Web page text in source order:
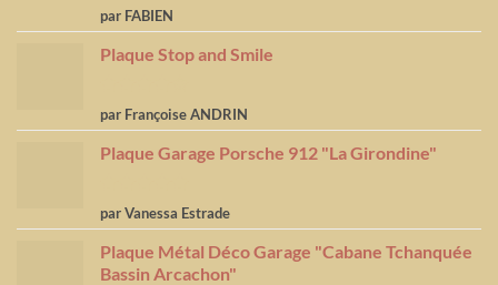
Note5sur
5
par FABIEN
Plaque Stop and Smile
Note4
sur 5
par Françoise ANDRIN
Plaque Garage Porsche 912 "La Girondine"
Note5sur
5
par Vanessa Estrade
Plaque Métal Déco Garage "Cabane Tchanquée
Bassin Arcachon"